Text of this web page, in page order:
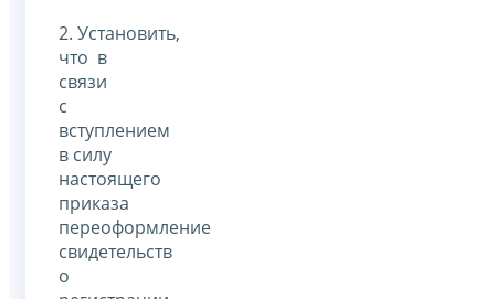
2. Установить,
что в
связи
с
вступлением
в силу
настоящего
приказа
переоформление
свидетельств
о